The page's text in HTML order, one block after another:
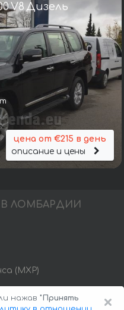
V8 Дизель
цена от €215 в день
описание и цены
ЛОМБАРДИИ
(MXP)
×
нажав "Принять